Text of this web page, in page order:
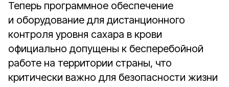
Теперь программное обеспечение
и оборудование для дистанционного
контроля уровня сахара в крови
официально допущены к бесперебойной
работе на территории страны, что
критически важно для безопасности жизни